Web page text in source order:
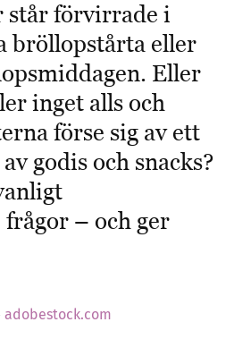
står förvirrade i
bröllopstårta eller
Eller
inget alls och
förse sig av ett
godis och snacks?
– och ger
adobestock.com